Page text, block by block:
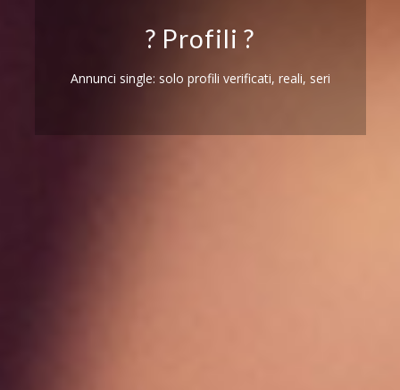
? Profili ?
Annunci single: solo profili verificati, reali, seri